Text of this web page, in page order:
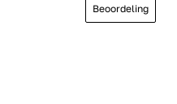
Beoordeling